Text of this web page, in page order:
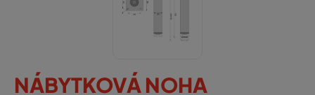
NÁBYTKOVÁ NOHA